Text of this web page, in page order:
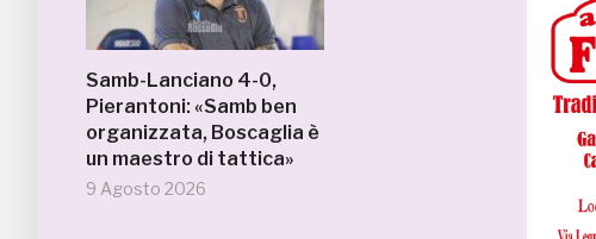
Samb-Lanciano 4-0,
Pierantoni: «Samb ben
organizzata, Boscaglia è
un maestro di tattica»
9 Agosto 2026